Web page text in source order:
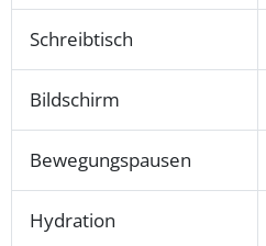
Schreibtisch
Bildschirm
Bewegungspausen
Hydration